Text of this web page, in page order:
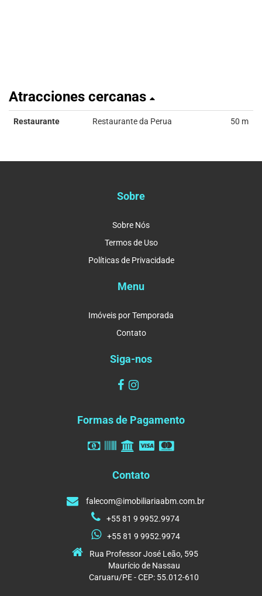
Atracciones cercanas
Restaurante Restaurante da Perua 50 m
Sobre
Sobre Nós
Termos de Uso
Políticas de Privacidade
Menu
Imóveis por Temporada
Contato
Siga-nos
Formas de Pagamento
Contato
falecom@imobiliariaabm.com.br
+55 81 9 9952.9974
+55 81 9 9952.9974
Rua Professor José Leão, 595
Maurício de Nassau
Caruaru/PE - CEP: 55.012-610